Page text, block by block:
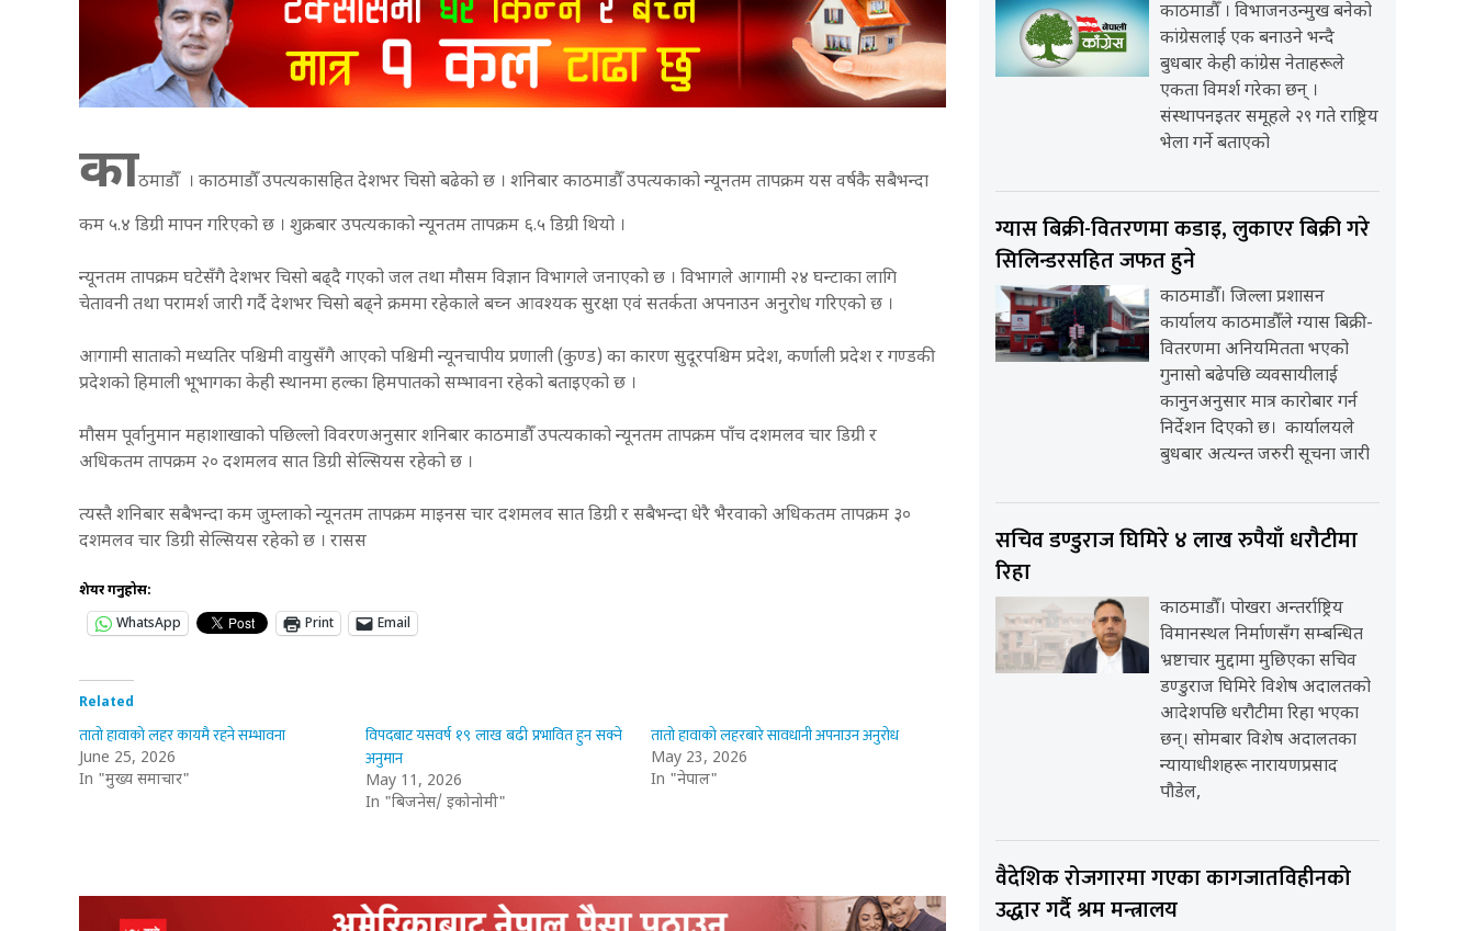
काठमाडौँ । काठमाडौँ उपत्यकासहित देशभर चिसो बढेको छ । शनिबार काठमाडौँ उपत्यकाको न्यूनतम तापक्रम यस वर्षकै सबैभन्दा
कम ५.४ डिग्री मापन गरिएको छ । शुक्रबार उपत्यकाको न्यूनतम तापक्रम ६.५ डिग्री थियो ।
न्यूनतम तापक्रम घटेसँगै देशभर चिसो बढ्दै गएको जल तथा मौसम विज्ञान विभागले जनाएको छ । विभागले आगामी २४ घन्टाका लागि
चेतावनी तथा परामर्श जारी गर्दै देशभर चिसो बढ्ने क्रममा रहेकाले बच्न आवश्यक सुरक्षा एवं सतर्कता अपनाउन अनुरोध गरिएको छ ।
आगामी साताको मध्यतिर पश्चिमी वायुसँगै आएको पश्चिमी न्यूनचापीय प्रणाली (कुण्ड) का कारण सुदूरपश्चिम प्रदेश, कर्णाली प्रदेश र गण्डकी
प्रदेशको हिमाली भूभागका केही स्थानमा हल्का हिमपातको सम्भावना रहेको बताइएको छ ।
मौसम पूर्वानुमान महाशाखाको पछिल्लो विवरणअनुसार शनिबार काठमाडौँ उपत्यकाको न्यूनतम तापक्रम पाँच दशमलव चार डिग्री र
अधिकतम तापक्रम २० दशमलव सात डिग्री सेल्सियस रहेको छ ।
त्यस्तै शनिबार सबैभन्दा कम जुम्लाको न्यूनतम तापक्रम माइनस चार दशमलव सात डिग्री र सबैभन्दा धेरै भैरवाको अधिकतम तापक्रम ३०
दशमलव चार डिग्री सेल्सियस रहेको छ । रासस
शेयर गर्नुहोस:
WhatsApp
Print Email
Related
तातो हावाको लहर कायमै रहने सम्भावना
June 25, 2026
In "मुख्य समाचार"
विपदबाट यसवर्ष १९ लाख बढी प्रभावित हुन सक्ने
अनुमान
May 11, 2026
In "बिजनेस/ इकोनोमी"
तातो हावाको लहरबारे सावधानी अपनाउन अनुरोध
May 23, 2026
In "नेपाल"
काठमाडौँ । विभाजनउन्मुख बनेको
कांग्रेसलाई एक बनाउने भन्दै
बुधबार केही कांग्रेस नेताहरूले
एकता विमर्श गरेका छन् ।
संस्थापनइतर समूहले २९ गते राष्ट्रिय
भेला गर्ने बताएको
ग्यास बिक्री-वितरणमा कडाइ, लुकाएर बिक्री गरे
सिलिन्डरसहित जफत हुने
काठमाडौँ। जिल्ला प्रशासन
कार्यालय काठमाडौँले ग्यास बिक्री-
वितरणमा अनियमितता भएको
गुनासो बढेपछि व्यवसायीलाई
कानुनअनुसार मात्र कारोबार गर्न
निर्देशन दिएको छ। कार्यालयले
बुधबार अत्यन्त जरुरी सूचना जारी
सचिव डण्डुराज घिमिरे ४ लाख रुपैयाँ धरौटीमा
रिहा
काठमाडौँ। पोखरा अन्तर्राष्ट्रिय
विमानस्थल निर्माणसँग सम्बन्धित
भ्रष्टाचार मुद्दामा मुछिएका सचिव
डण्डुराज घिमिरे विशेष अदालतको
आदेशपछि धरौटीमा रिहा भएका
छन्। सोमबार विशेष अदालतका
न्यायाधीशहरू नारायणप्रसाद
पौडेल,
वैदेशिक रोजगारमा गएका कागजातविहीनको
उद्धार गर्दै श्रम मन्त्रालय